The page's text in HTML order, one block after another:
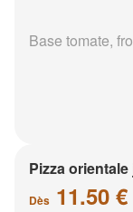
Base tomate,
Pizza
Dès 11.50 €